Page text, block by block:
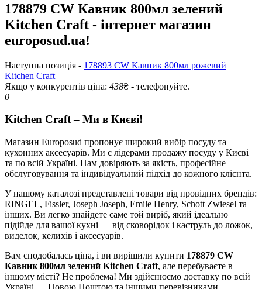
178879 CW Кавник 800мл зелений
Kitchen Craft - інтернет магазин
europosud.ua!
Наступна позиція - 178893 CW Кавник 800мл рожевий
Kitchen Craft
Якщо у конкурентів ціна: 438₴ - телефонуйте.
0
Kitchen Craft – Ми в Києві!
Магазин Europosud пропонує широкий вибір посуду та
кухонних аксесуарів. Ми є лідерами продажу посуду у Києві
та по всій Україні. Нам довіряють за якість, професійне
обслуговування та індивідуальний підхід до кожного клієнта.
У нашому каталозі представлені товари від провідних брендів:
RINGEL, Fissler, Joseph Joseph, Emile Henry, Schott Zwiesel та
інших. Ви легко знайдете саме той виріб, який ідеально
підійде для вашої кухні — від сковорідок і каструль до ложок,
виделок, келихів і аксесуарів.
Вам сподобалась ціна, і ви вирішили купити 178879 CW
Кавник 800мл зелений Kitchen Craft, але перебуваєте в
іншому місті? Не проблема! Ми здійснюємо доставку по всій
Україні — Новою Поштою та іншими перевізниками.